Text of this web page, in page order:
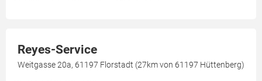
Reyes-Service
Weitgasse 20a, 61197 Florstadt (27km von 61197 Hüttenberg)